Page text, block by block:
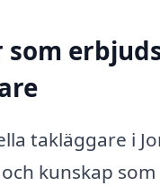
som
takläggare i
kunskap